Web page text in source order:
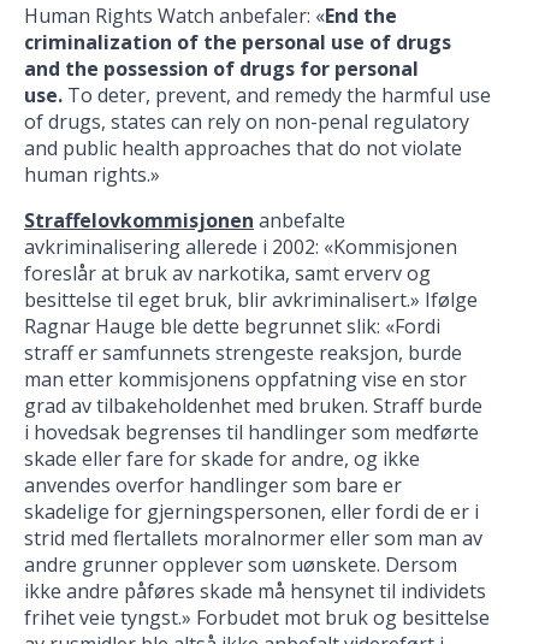
Human Rights Watch anbefaler: «End the
criminalization of the personal use of drugs
and the possession of drugs for personal
use. To deter, prevent, and remedy the harmful use
of drugs, states can rely on non-penal regulatory
and public health approaches that do not violate
human rights.»
Straffelovkommisjonen anbefalte
avkriminalisering allerede i 2002: «Kommisjonen
foreslår at bruk av narkotika, samt erverv og
besittelse til eget bruk, blir avkriminalisert.» Ifølge
Ragnar Hauge ble dette begrunnet slik: «Fordi
straff er samfunnets strengeste reaksjon, burde
man etter kommisjonens oppfatning vise en stor
grad av tilbakeholdenhet med bruken. Straff burde
i hovedsak begrenses til handlinger som medførte
skade eller fare for skade for andre, og ikke
anvendes overfor handlinger som bare er
skadelige for gjerningspersonen, eller fordi de er i
strid med flertallets moralnormer eller som man av
andre grunner opplever som uønskete. Dersom
ikke andre påføres skade må hensynet til individets
frihet veie tyngst.» Forbudet mot bruk og besittelse